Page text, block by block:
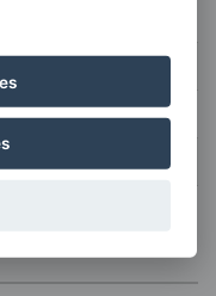
287 287